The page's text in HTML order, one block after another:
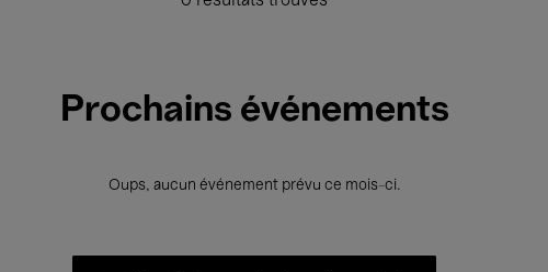
Prochains événements
Oups, aucun événement prévu ce mois-ci.